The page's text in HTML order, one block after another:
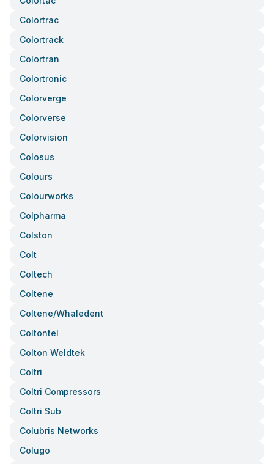
Colortrac
Colortrack
Colortran
Colortronic
Colorverge
Colorverse
Colorvision
Colosus
Colours
Colourworks
Colpharma
Colston
Colt
Coltech
Coltene
Coltene/whaledent
Coltontel
Colton Weldtek
Coltri
Coltri Compressors
Coltri Sub
Colubris Networks
Colugo